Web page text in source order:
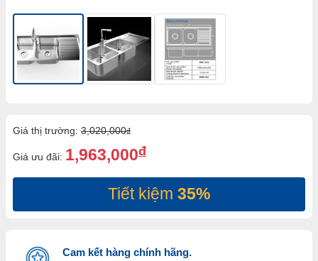
Giá thị trường: 3,020,000đ
Giá ưu đãi: 1,963,000đ
Tiết kiệm 35%
Cam kết hàng chính hãng.